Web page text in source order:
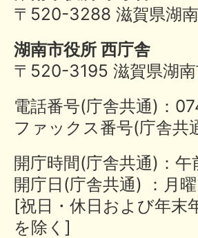
〒520-3288 滋賀県湖
湖南市役所 西庁舎
〒520-3195 滋賀県湖
電話番号(庁舎共通)：
ファックス番号(庁舎
開庁時間(庁舎共通)：
開庁日(庁舎共通) ：月
[祝日・休日および年末
を除く]